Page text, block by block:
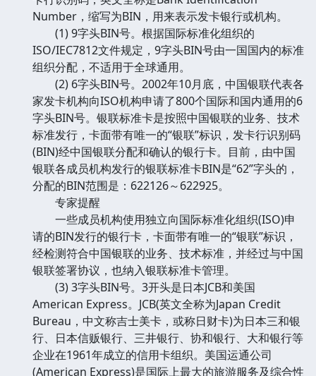
Number，缩写为BIN，用来表示发卡银行或机构。
(1) 9字头BIN号。根据国际标准化组织的
ISO/IEC7812文件规定，9字头BIN号由一国国内的标准
组织分配，不适用于全球通用。
(2) 6字头BIN号。2002年10月底，中国银联代表各
家发卡机构向ISO机构申请了800个国际和国内通用的6
字头BIN号。银联标准卡是按照中国银联的业务、技术
标准发行，卡面带有唯一的“银联”标识，发卡行识别码
(BIN)经中国银联分配和确认的银行卡。目前，由中国
银联各成员机构发行的银联标准卡BIN是“62”字头的，
分配的BIN范围是：622126～622925。
专家提醒
一些成员机构使用独立向国际标准化组织(ISO)申
请的BIN发行的银行卡，卡面带有唯一的“银联”标识，
经检测符合中国银联的业务、技术标准，并经过与中国
银联签署协议，也纳入银联标准卡管理。
(3) 3字头BIN号。3开头是日本JCB和美国
American Express。JCB(英文全称为Japan Credit
Bureau，中文称吉士美卡，或称日财卡)为日本三和银
行、日本信贩银行、三井银行、协和银行、大和银行等
企业在1961年成立的信用卡组织。美国运通公司
(American Express)是国际上最大的旅游服务及综合性